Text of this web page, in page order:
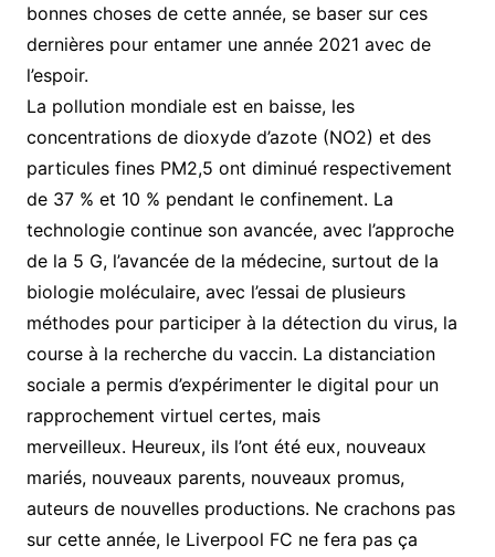
bonnes choses de cette année, se baser sur ces
dernières pour entamer une année 2021 avec de
l’espoir.
La pollution mondiale est en baisse, les
concentrations de dioxyde d’azote (NO2) et des
particules fines PM2,5 ont diminué respectivement
de 37 % et 10 % pendant le confinement. La
technologie continue son avancée, avec l’approche
de la 5 G, l’avancée de la médecine, surtout de la
biologie moléculaire, avec l’essai de plusieurs
méthodes pour participer à la détection du virus, la
course à la recherche du vaccin. La distanciation
sociale a permis d’expérimenter le digital pour un
rapprochement virtuel certes, mais
merveilleux. Heureux, ils l’ont été eux, nouveaux
mariés, nouveaux parents, nouveaux promus,
auteurs de nouvelles productions. Ne crachons pas
sur cette année, le Liverpool FC ne fera pas ça